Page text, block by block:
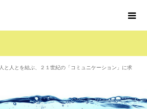
人と人とを結ぶ、２１世紀の「コミュニケーション」に求